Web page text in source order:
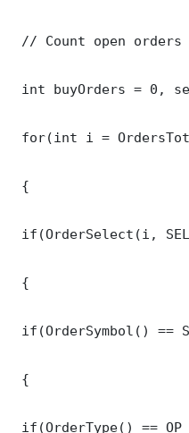
// Count open orders
int buyOrders = 0,
for(int i =
{
if(OrderSelect(i,
{
if(OrderSymbol() ==
{
if(OrderType() ==